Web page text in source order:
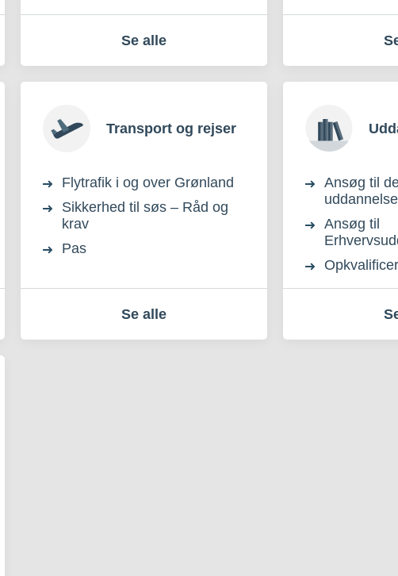
Se alle
Transport og rejser
Flytrafik i og over Grønland
Sikkerhed til søs – Råd og
krav
Pas
Se alle
Ansøg til
Ansøg til